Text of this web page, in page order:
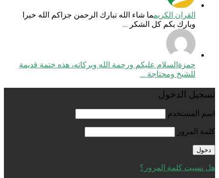
القران الكريمما شاء الله تبارك الرحمن جزاكم الله خيرا
وبارك بكم كل الشكر …
حمزةالسلام عليكم ورحمة الله وبركاته، هذه ختمة قديمة
للشيخ ومحتاجة …
تسجيل الدخول
اسم المستخدم
كلمة المرور
هل نسيت كلمة المرور؟